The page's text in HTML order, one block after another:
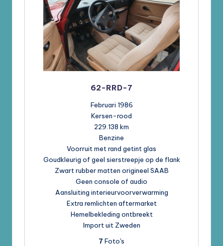
62-RRD-7
Februari 1986
Kersen-rood
229.138 km
Benzine
Voorruit met rand getint glas
Goudkleurig of geel sierstreepje op de flank
Zwart rubber matten origineel SAAB
Geen console of audio
Aansluiting interieurvoorverwarming
Extra remlichten aftermarket
Hemelbekleding ontbreekt
Import uit Zweden
7 Foto's